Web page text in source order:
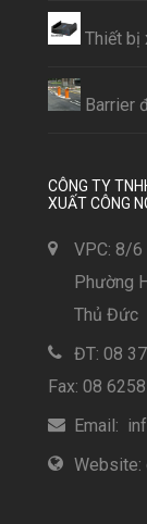
Thiết bị
Barrier
CÔNG TY
XUẤT CÔNG
VPC: 8/6
Phường
Thủ Đức
ĐT: 08
Fax: 08
Email:
Website: